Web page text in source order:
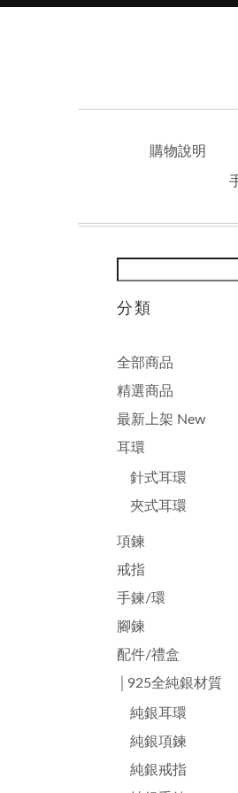
購物說明
分類
全部商品
精選商品
最新上架 New
耳環
針式耳環
夾式耳環
項鍊
戒指
手鍊/環
腳鍊
配件/禮盒
│925全純銀材質
純銀耳環
純銀項鍊
純銀戒指